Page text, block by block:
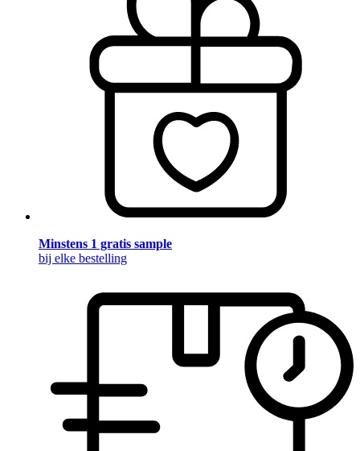
Minstens 1 gratis sample
bij elke bestelling